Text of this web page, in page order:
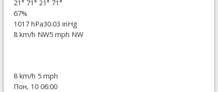
21° 71° 21° 71°
67%
1017 hPa30.03 inHg
8 km/h NW5 mph NW
8 km/h 5 mph
Пон, 10 06:00